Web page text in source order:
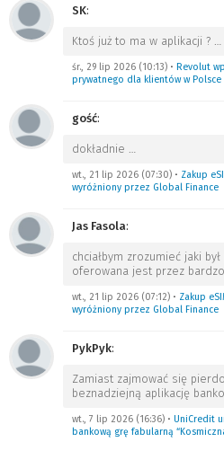
SK:
Ktoś już to ma w aplikacji ? …
śr., 29 lip 2026 (10:13) • Revolut
prywatnego dla klientów w Polsce
gość:
dokładnie …
wt., 21 lip 2026 (07:30) • Zakup
wyróżniony przez Global Finance
Jas Fasola:
chciałbym zrozumieć jaki
oferowana jest przez
wt., 21 lip 2026 (07:12) • Zakup
wyróżniony przez Global Finance
PykPyk:
Zamiast zajmować się
beznadziejną aplikację
wt., 7 lip 2026 (16:36) • UniCredit
bankową grę fabularną